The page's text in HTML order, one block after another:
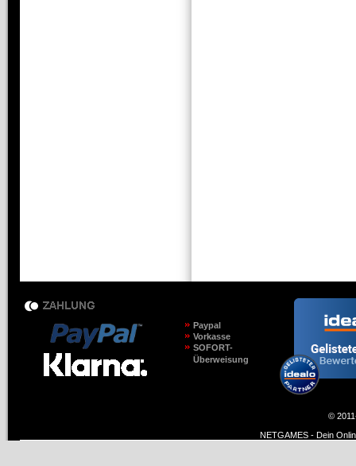
Paypal
Vorkasse
SOFORT-
Überweisung
©
NETGAMES - Dein